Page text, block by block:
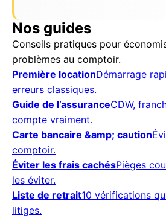
Nos guides
Conseils pratiques pour
problèmes au comptoir.
Première locationDémarrage
erreurs classiques.
Guide de l’assuranceCDW,
compte vraiment.
Carte bancaire &amp; caution
comptoir.
Éviter les frais cachésPièges
les éviter.
Liste de retrait10 vérifications
litiges.